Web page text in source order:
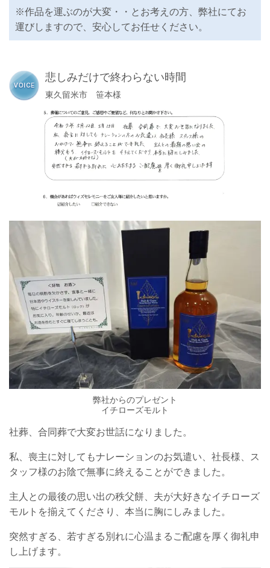
※作品を運ぶのが大変・・とお考えの方、弊社にてお
運びしますので、安心してお任せください。
悲しみだけで終わらない時間
東久留米市 笹本様
弊社からのプレゼント
イチローズモルト
社葬、合同葬で大変お世話になりました。
私、喪主に対してもナレーションのお気遣い、社長様、ス
タッフ様のお陰で無事に終えることができました。
主人との最後の思い出の秩父餅、夫が大好きなイチローズ
モルトを揃えてくださり、本当に胸にしみました。
突然すぎる、若すぎる別れに心温まるご配慮を厚く御礼申
し上げます。